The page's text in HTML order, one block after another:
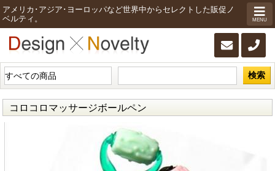
アメリカ･アジア･ヨーロッパなど世界中からセレクトした販促ノ
ベルティ。
MENU
検索
コロコロマッサージボールペン